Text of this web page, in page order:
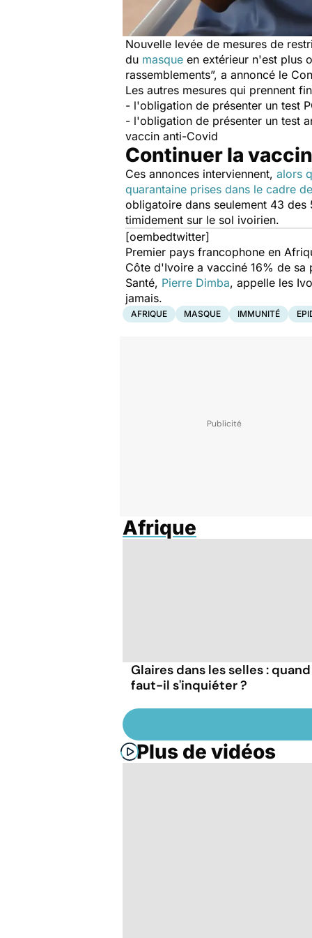
Nouvelle levée de mesures de
du masque en extérieur n'est plus
rassemblements”, a annoncé le
Les autres mesures qui prennent
- l'obligation de présenter un test
- l'obligation de présenter un test
vaccin anti-Covid
Continuer la
Ces annonces interviennent, alors
quarantaine prises dans le cadre
obligatoire dans seulement 43
timidement sur le sol ivoirien.
[oembedtwitter]
Premier pays francophone en
Côte d'Ivoire a vacciné 16% de sa
Santé, Pierre Dimba, appelle les
jamais.
AFRIQUE MASQUE IMMUNITÉ
Afrique
Glaires dans les selles : quand
faut-il s'inquiéter ?
Plus de vidéos